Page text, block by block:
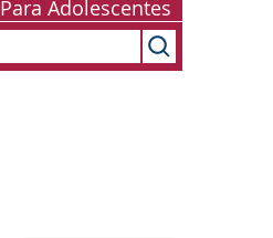
Para Adolescentes